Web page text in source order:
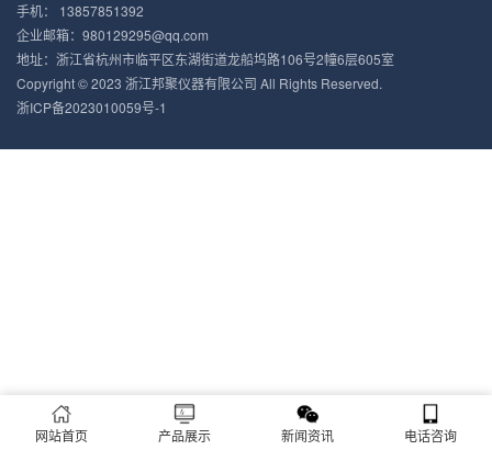
手机： 13857851392
企业邮箱：980129295@qq.com
地址：浙江省杭州市临平区东湖街道龙船坞路106号2幢6层605室
Copyright © 2023 浙江邦聚仪器有限公司 All Rights Reserved.
浙ICP备2023010059号-1
网站首页 产品展示 新闻资讯 电话咨询